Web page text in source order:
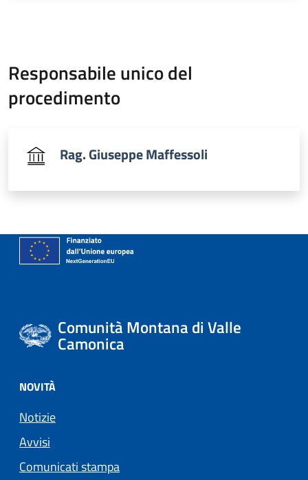
Responsabile unico del
procedimento
Rag. Giuseppe Maffessoli
Comunità Montana di Valle
Camonica
NOVITÀ
Notizie
Avvisi
Comunicati stampa